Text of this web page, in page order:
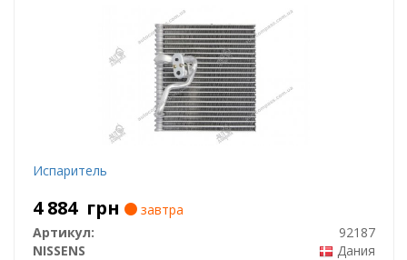
Испаритель
4 884 грн
завтра
Артикул:
92187
NISSENS
Дания